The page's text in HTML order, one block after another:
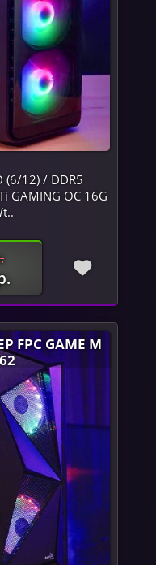
(6/12) / DDR5
GAMING OC 16G
GAME M